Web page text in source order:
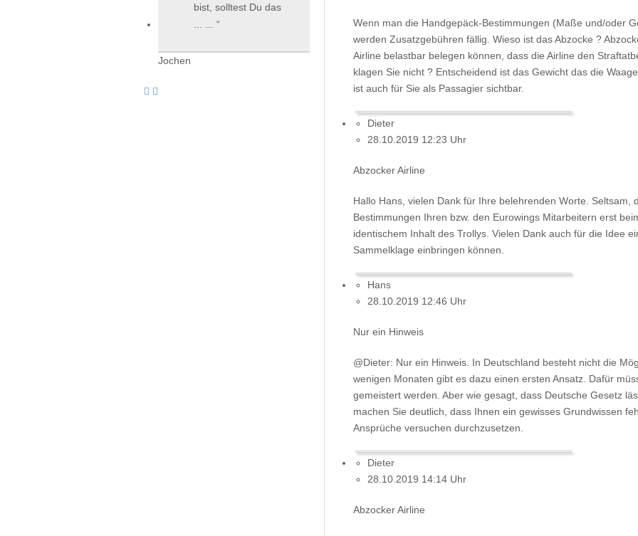
Wenn man die Handgepäck-Bestimmungen (Maße und/oder
werden Zusatzgebühren fällig. Wieso ist das Abzocke ?
Airline belastbar belegen können, dass die Airline den
klagen Sie nicht ? Entscheidend ist das Gewicht das die
ist auch für Sie als Passagier sichtbar.
Dieter
28.10.2019 12:23 Uhr
Abzocker Airline
Hallo Hans, vielen Dank für Ihre belehrenden Worte. Seltsam,
Bestimmungen Ihren bzw. den Eurowings Mitarbeitern erst
identischem Inhalt des Trollys. Vielen Dank auch für die Idee
Sammelklage einbringen können.
Hans
28.10.2019 12:46 Uhr
Nur ein Hinweis
@Dieter: Nur ein Hinweis. In Deutschland besteht nicht die
wenigen Monaten gibt es dazu einen ersten Ansatz. Dafür
gemeistert werden. Aber wie gesagt, dass Deutsche Gesetz
machen Sie deutlich, dass Ihnen ein gewisses Grundwissen
Ansprüche versuchen durchzusetzen.
Dieter
28.10.2019 14:14 Uhr
Abzocker Airline
bist, solltest Du das
Jochen